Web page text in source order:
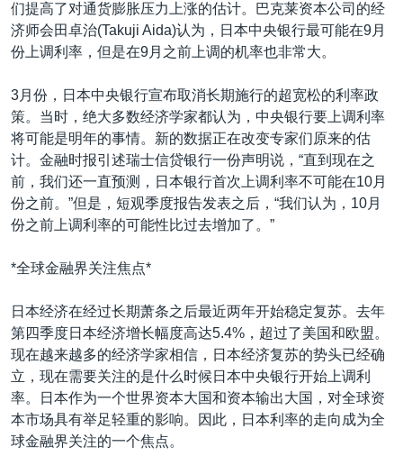
们提高了对通货膨胀压力上涨的估计。巴克莱资本公司的经
济师会田卓治(Takuji Aida)认为，日本中央银行最可能在9月
份上调利率，但是在9月之前上调的机率也非常大。
3月份，日本中央银行宣布取消长期施行的超宽松的利率政
策。当时，绝大多数经济学家都认为，中央银行要上调利率
将可能是明年的事情。新的数据正在改变专家们原来的估
计。金融时报引述瑞士信贷银行一份声明说，“直到现在之
前，我们还一直预测，日本银行首次上调利率不可能在10月
份之前。”但是，短观季度报告发表之后，“我们认为，10月
份之前上调利率的可能性比过去增加了。”
*全球金融界关注焦点*
日本经济在经过长期萧条之后最近两年开始稳定复苏。去年
第四季度日本经济增长幅度高达5.4%，超过了美国和欧盟。
现在越来越多的经济学家相信，日本经济复苏的势头已经确
立，现在需要关注的是什么时候日本中央银行开始上调利
率。日本作为一个世界资本大国和资本输出大国，对全球资
本市场具有举足轻重的影响。因此，日本利率的走向成为全
球金融界关注的一个焦点。